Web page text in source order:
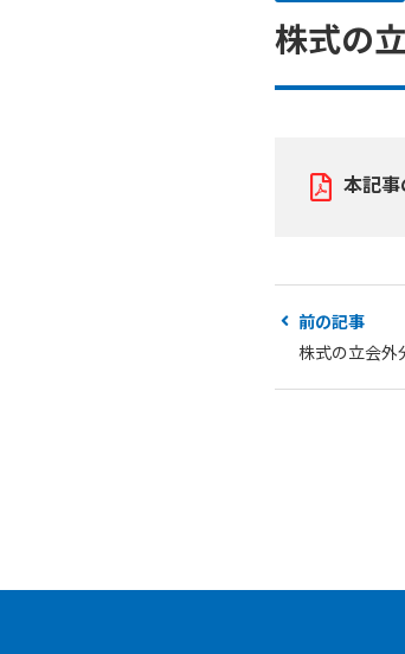
株式の
本記事
前の記事
株式の立会外